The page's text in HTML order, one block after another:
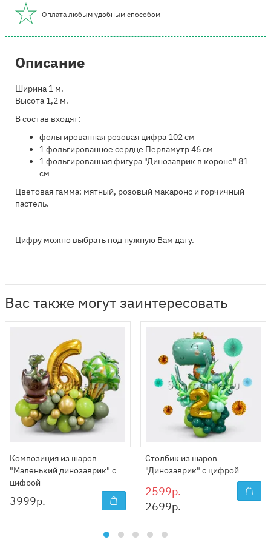
Оплата любым удобным способом
Описание
Ширина 1 м.
Высота 1,2 м.
В состав входят:
​фольгированная розовая цифра 102 см
1 фольгированное сердце Перламутр 46 см
1 фольгированная фигура "Динозаврик в короне" 81
см
Цветовая гамма: мятный, розовый макаронс и горчичный
пастель.
Цифру можно выбрать под нужную Вам дату.
Вас также могут заинтересовать
Композиция из шаров
"Маленький динозаврик" с
цифрой
3999р.
Столбик из шаров
"Динозаврик" с цифрой
2599р.
2699р.